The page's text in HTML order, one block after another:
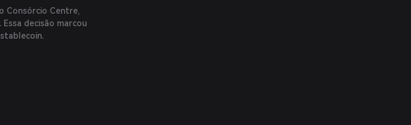
Consórcio Centre,
decisão marcou